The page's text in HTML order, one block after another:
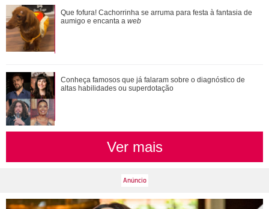
Ela arrasa corações! Relembre os amores da vida de Ivete
Sangalo
Adam Sandler anuncia Gente Grande 3 e compartilha foto
com elenco
Que fofura! Cachorrinha se arruma para festa à fantasia de
aumigo e encanta a web
Conheça famosos que já falaram sobre o diagnóstico de
altas habilidades ou superdotação
Ver mais